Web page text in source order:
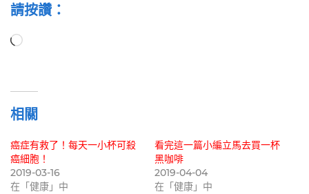
請按讚：
正
相關
癌症有救了！每天一小杯可殺
癌細胞！
2019-03-16
在「健康」中
看完這一篇小編立馬去買一杯
黑咖啡
2019-04-04
在「健康」中